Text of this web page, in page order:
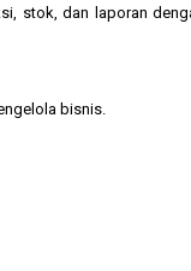
stok, dan laporan
bisnis.